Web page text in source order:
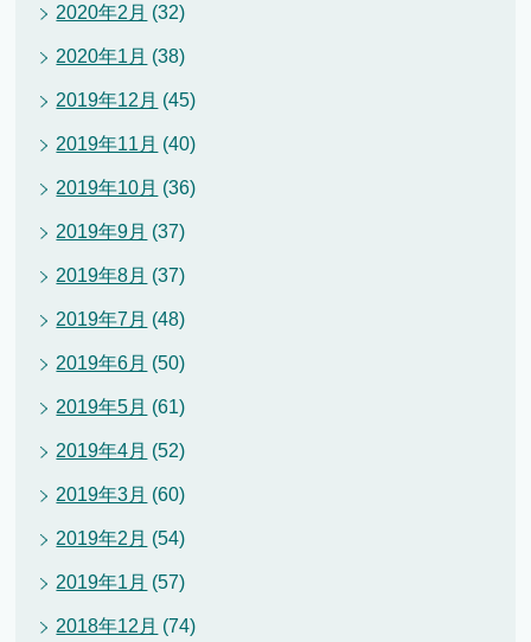
2020年2月 (32)
2020年1月 (38)
2019年12月 (45)
2019年11月 (40)
2019年10月 (36)
2019年9月 (37)
2019年8月 (37)
2019年7月 (48)
2019年6月 (50)
2019年5月 (61)
2019年4月 (52)
2019年3月 (60)
2019年2月 (54)
2019年1月 (57)
2018年12月 (74)